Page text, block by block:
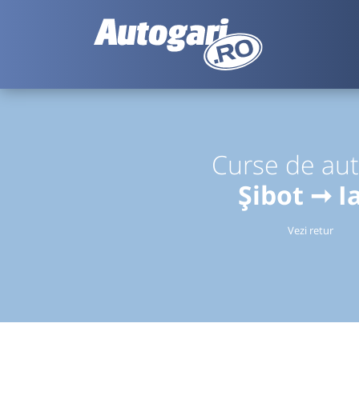
Curse de
Șibot ➞
Vezi retur